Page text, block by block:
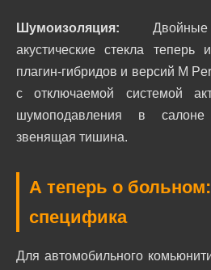
Шумоизоляция: Двойные
акустические стекла
плагин-гибридов и версий M
с отключаемой системой
шумоподавления в салоне
звенящая тишина.
А теперь о
специфика
Для автомобильного